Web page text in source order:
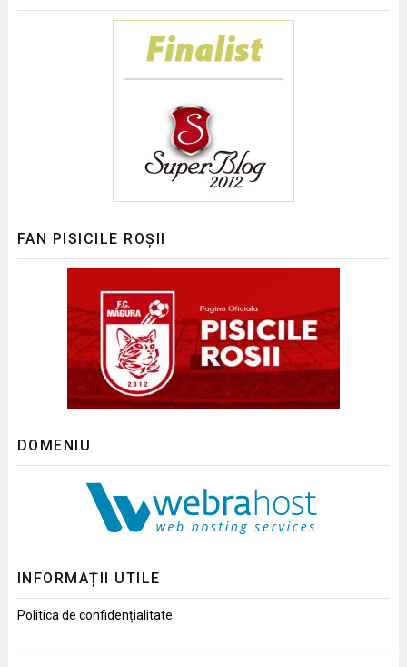
FAN PISICILE ROȘII
DOMENIU
INFORMAȚII UTILE
Politica de confidențialitate